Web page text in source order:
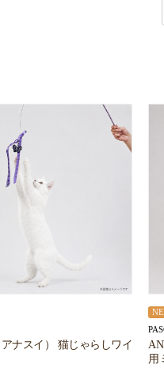
ナスイ） 猫じゃらしワイ
用